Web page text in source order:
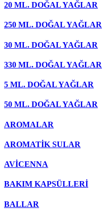
20 ML. DOĞAL YAĞLAR
250 ML. DOĞAL YAĞLAR
30 ML. DOĞAL YAĞLAR
330 ML. DOĞAL YAĞLAR
5 ML. DOĞAL YAĞLAR
50 ML. DOĞAL YAĞLAR
AROMALAR
AROMATİK SULAR
AVİCENNA
BAKIM KAPSÜLLERİ
BALLAR